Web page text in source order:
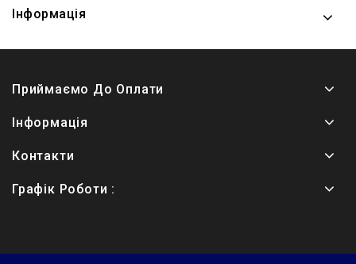
Інформація
Приймаємо До Оплати
Інформація
Контакти
Графік Роботи :